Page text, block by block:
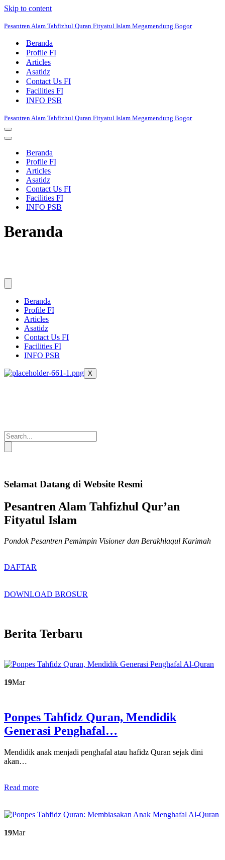
Skip to content
Pesantren Alam Tahfizhul Quran Fityatul Islam Megamendung Bogor
Beranda
Profile FI
Articles
Asatidz
Contact Us FI
Facilities FI
INFO PSB
Pesantren Alam Tahfizhul Quran Fityatul Islam Megamendung Bogor
Navigation
Menu
Navigation
Beranda
Profile FI
Articles
Asatidz
Contact Us FI
Facilities FI
INFO PSB
Beranda
Beranda
Profile FI
Articles
Asatidz
Contact Us FI
Facilities FI
INFO PSB
X
Selamat Datang di Website Resmi
Pesantren Alam Tahfizhul Qur’an
Fityatul Islam
Pondok Pesantren Pemimpin Visioner dan Berakhlaqul Karimah
DAFTAR
DOWNLOAD BROSUR
Berita Terbaru
19Mar
Ponpes Tahfidz Quran, Mendidik
Generasi Penghafal…
Mendidik anak menjadi penghafal atau hafidz Quran sejak dini
akan…
Read more
19Mar